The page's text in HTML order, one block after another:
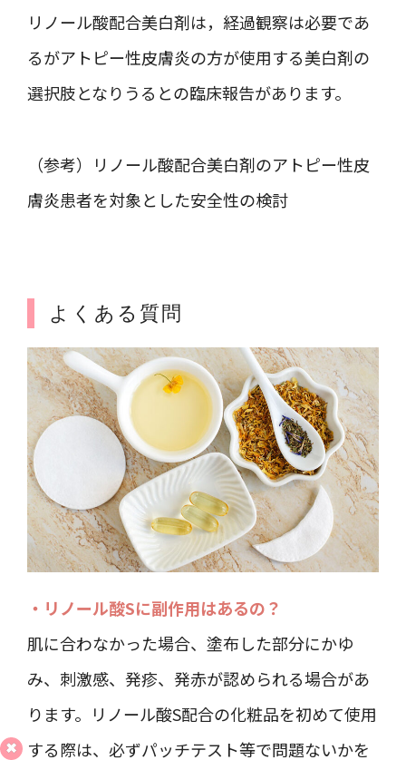
リノール酸配合美白剤は，経過観察は必要であ
るがアトピー性皮膚炎の方が使用する美白剤の
選択肢となりうるとの臨床報告があります。
（参考）リノール酸配合美白剤のアトピー性皮
膚炎患者を対象とした安全性の検討
よくある質問
・リノール酸Sに副作用はあるの？
肌に合わなかった場合、塗布した部分にかゆ
み、刺激感、発疹、発赤が認められる場合があ
ります。リノール酸S配合の化粧品を初めて使用
する際は、必ずパッチテスト等で問題ないかを